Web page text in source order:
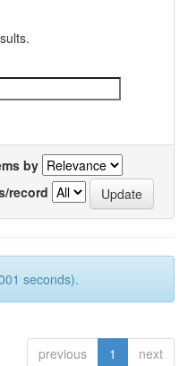
by
record
seconds).
previous 1 next